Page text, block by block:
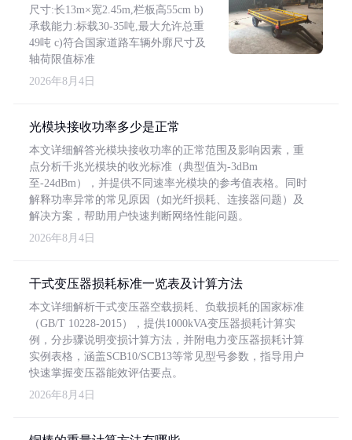
尺寸:长13m×宽2.45m,栏板高55cm b)
承载能力:标载30-35吨,最大允许总重
49吨 c)符合国家道路车辆外廓尺寸及
轴荷限值标准
2026年8月4日
光模块接收功率多少是正常
本文详细解答光模块接收功率的正常范围及影响因素，重
点分析千兆光模块的收光标准（典型值为-3dBm
至-24dBm），并提供不同速率光模块的参考值表格。同时
解释功率异常的常见原因（如光纤损耗、连接器问题）及
解决方案，帮助用户快速判断网络性能问题。
2026年8月4日
干式变压器损耗标准一览表及计算方法
本文详细解析干式变压器空载损耗、负载损耗的国家标准
（GB/T 10228-2015），提供1000kVA变压器损耗计算实
例，分步骤说明变损计算方法，并附电力变压器损耗计算
实例表格，涵盖SCB10/SCB13等常见型号参数，指导用户
快速掌握变压器能效评估要点。
2026年8月4日